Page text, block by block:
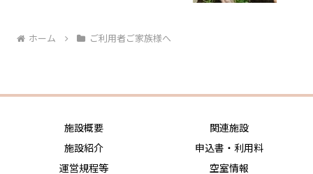
ホーム ご利用者ご家族様へ
施設概要
関連施設
施設紹介
申込書・利用料
運営規程等
空室情報